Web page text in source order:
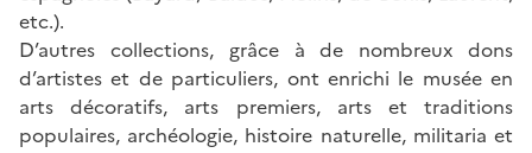
etc.).
D’autres collections, grâce à de nombreux dons
d’artistes et de particuliers, ont enrichi le musée en
arts décoratifs, arts premiers, arts et traditions
populaires, archéologie, histoire naturelle, militaria et